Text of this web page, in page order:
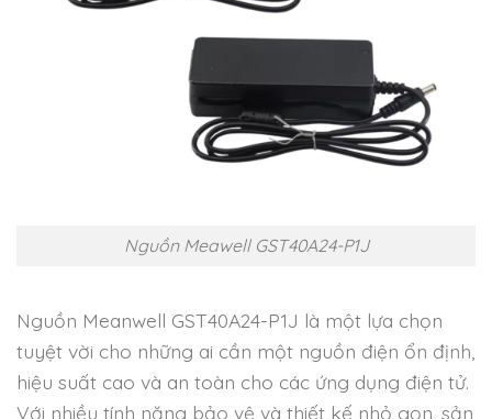
Nguồn Meawell GST40A24-P1J
Nguồn Meanwell GST40A24-P1J là một lựa chọn
tuyệt vời cho những ai cần một nguồn điện ổn định,
hiệu suất cao và an toàn cho các ứng dụng điện tử.
Với nhiều tính năng bảo vệ và thiết kế nhỏ gọn, sản